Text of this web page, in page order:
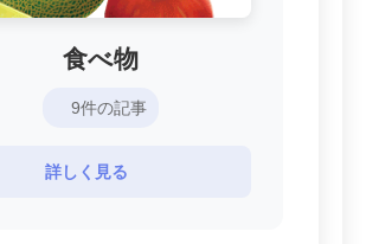
食べ物
9件の記事
詳しく見る